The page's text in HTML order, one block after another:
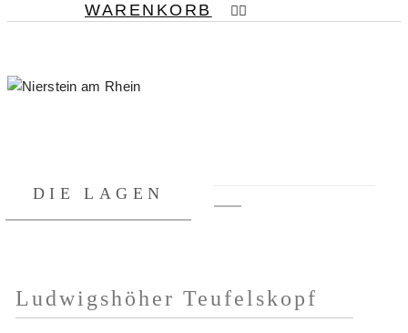
WARENKORB
DIE LAGEN
Ludwigshöher Teufelskopf